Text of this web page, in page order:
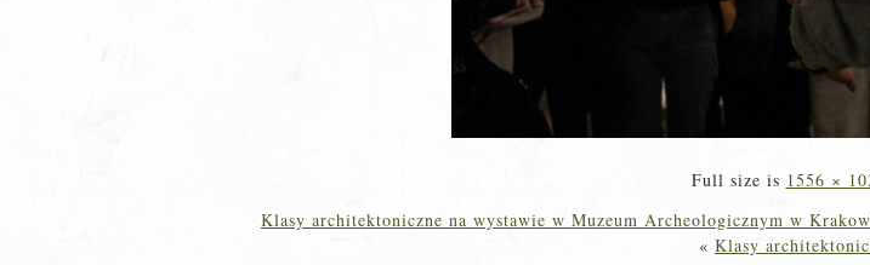
Full size is 1556 ×
Klasy architektoniczne na wystawie w Muzeum Archeologicznym w
« Klasy